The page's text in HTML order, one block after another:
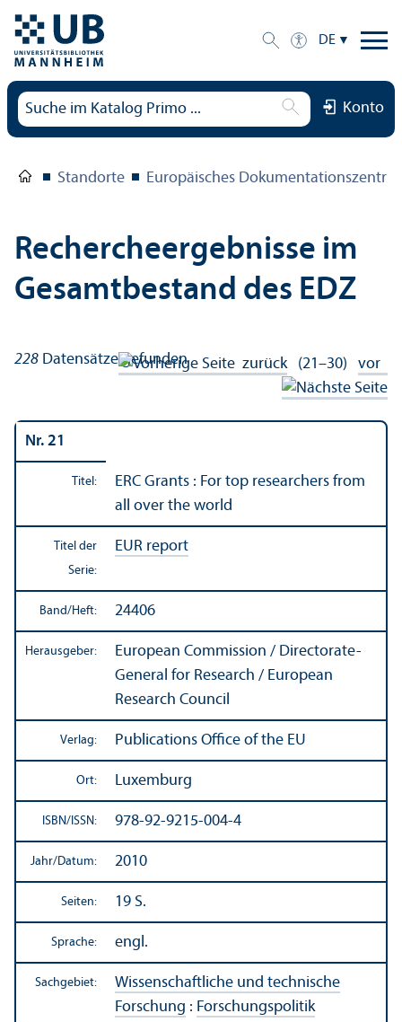
DE
Konto
Standorte Europäisches
Rechercheergebnisse im
Gesamtbestand des EDZ
228 Datensätze gefunden zurück(21–30) vor
Nr. 21
Titel:
ERC Grants : For top researchers from
all over the world
Titel der
Serie:
EUR report
Band/Heft: 24406
Herausgeber:
European Commission / Directorate-
General for Research / European
Research Council
Verlag: Publications Office of the EU
Ort: Luxemburg
ISBN/ISSN: 978-92-9215-004-4
Jahr/Datum: 2010
Seiten: 19 S.
Sprache: engl.
Sachgebiet:
Wissenschaft­liche und technische
Forschung : Forschungs­politik